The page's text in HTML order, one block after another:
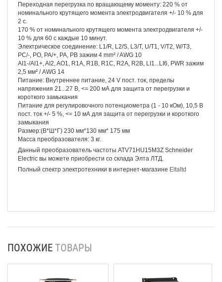
Переходная перегрузка по вращающему моменту: 220 % от
номинального крутящего момента электродвигателя +/- 10 % для
2 с.
170 % от номинального крутящего момента электродвигателя +/-
10 % для 60 с каждые 10 минут.
Электрическое соединение: L1/R, L2/S, L3/T, U/T1, V/T2, W/T3,
PC/-, PO, PA/+, PA, PB зажим 4 mm² / AWG 10
AI1-/AI1+, AI2, AO1, R1A, R1B, R1C, R2A, R2B, LI1...LI6, PWR зажим
2,5 мм² / AWG 14
Питание: Внутреннее питание, 24 V пост. ток, пределы
напряжения 21...27 В, <= 200 мА для защита от перегрузки и
короткого замыкания
Питание для регулировочного потенциометра (1 - 10 кОм), 10,5 В
пост. ток +/- 5 %, <= 10 мА для защита от перегрузки и короткого
замыкания
Размер:(В*Ш*Г) 230 мм*130 мм* 175 мм
Масса преобразователя: 3 кг.
Данный преобразователь частоты ATV71HU15M3Z Schneider
Electric вы можете приобрести со склада Элта ЛТД.
Полный спектр электротехники в интернет-магазине Eltaltd
ПОХОЖИЕ ТОВАРЫ